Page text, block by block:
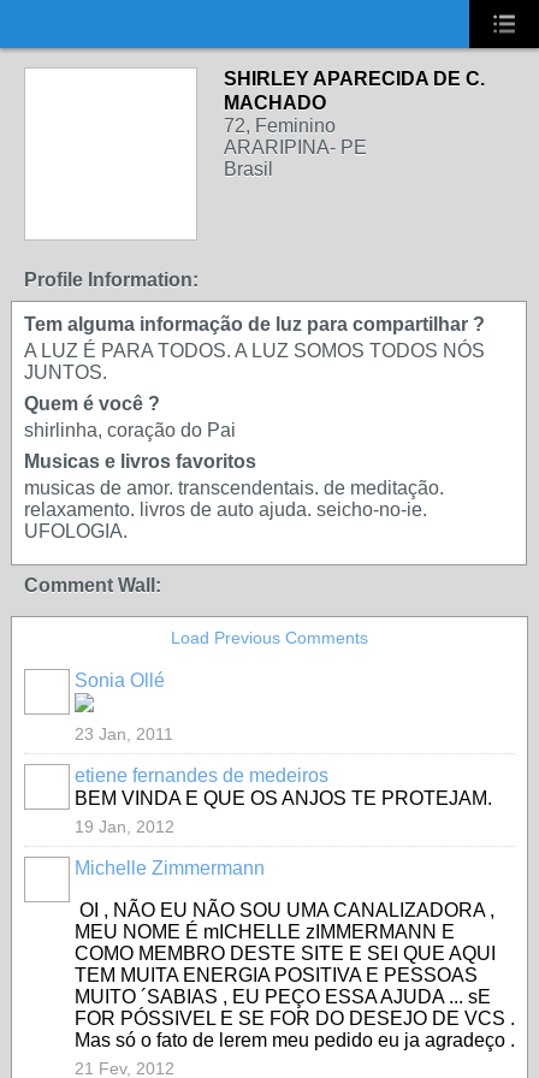
SHIRLEY APARECIDA DE C.
MACHADO
72, Feminino
ARARIPINA- PE
Brasil
Profile Information:
Tem alguma informação de luz para compartilhar ?
A LUZ É PARA TODOS. A LUZ SOMOS TODOS NÓS
JUNTOS.
Quem é você ?
shirlinha, coração do Pai
Musicas e livros favoritos
musicas de amor. transcendentais. de meditação.
relaxamento. livros de auto ajuda. seicho-no-ie.
UFOLOGIA.
Comment Wall:
Load Previous Comments
Sonia Ollé
23 Jan, 2011
etiene fernandes de medeiros
BEM VINDA E QUE OS ANJOS TE PROTEJAM.
19 Jan, 2012
Michelle Zimmermann
OI , NÃO EU NÃO SOU UMA CANALIZADORA ,
MEU NOME É mICHELLE zIMMERMANN E
COMO MEMBRO DESTE SITE E SEI QUE AQUI
TEM MUITA ENERGIA POSITIVA E PESSOAS
MUITO ´SABIAS , EU PEÇO ESSA AJUDA ... sE
FOR PÓSSIVEL E SE FOR DO DESEJO DE VCS .
Mas só o fato de lerem meu pedido eu ja agradeço .
21 Fev, 2012